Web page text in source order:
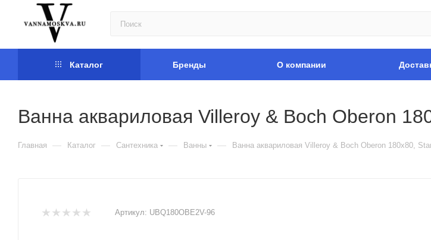
Каталог Бренды О компании
Ванна аквариловая Villeroy & Boch Oberon
Главная — Каталог — Сантехника — Ванны — Ванна аквариловая Villeroy & Boch Oberon 180х80,
Артикул: UBQ180OBE2V-96